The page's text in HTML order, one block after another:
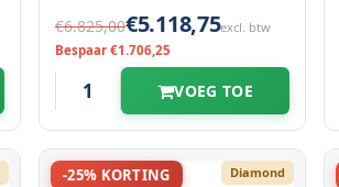
€6.825,00€5.118,75excl. btw
Bespaar €1.706,25
VOEG TOE
-25% KORTING Diamond